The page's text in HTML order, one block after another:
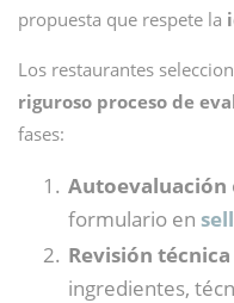
propuesta que respete la
Los restaurantes
riguroso proceso de
fases:
Autoevaluación
formulario en
Revisión técnica
ingredientes,